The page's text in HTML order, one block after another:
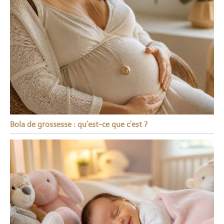
Bola de grossesse : qu’est-ce que c’est ?